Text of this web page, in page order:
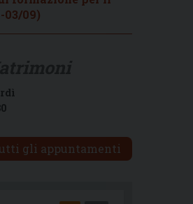
03/09)
gli appuntamenti